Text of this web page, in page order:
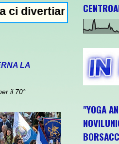
staffetta"- L'Italia
LA
il 70°
"YOGA